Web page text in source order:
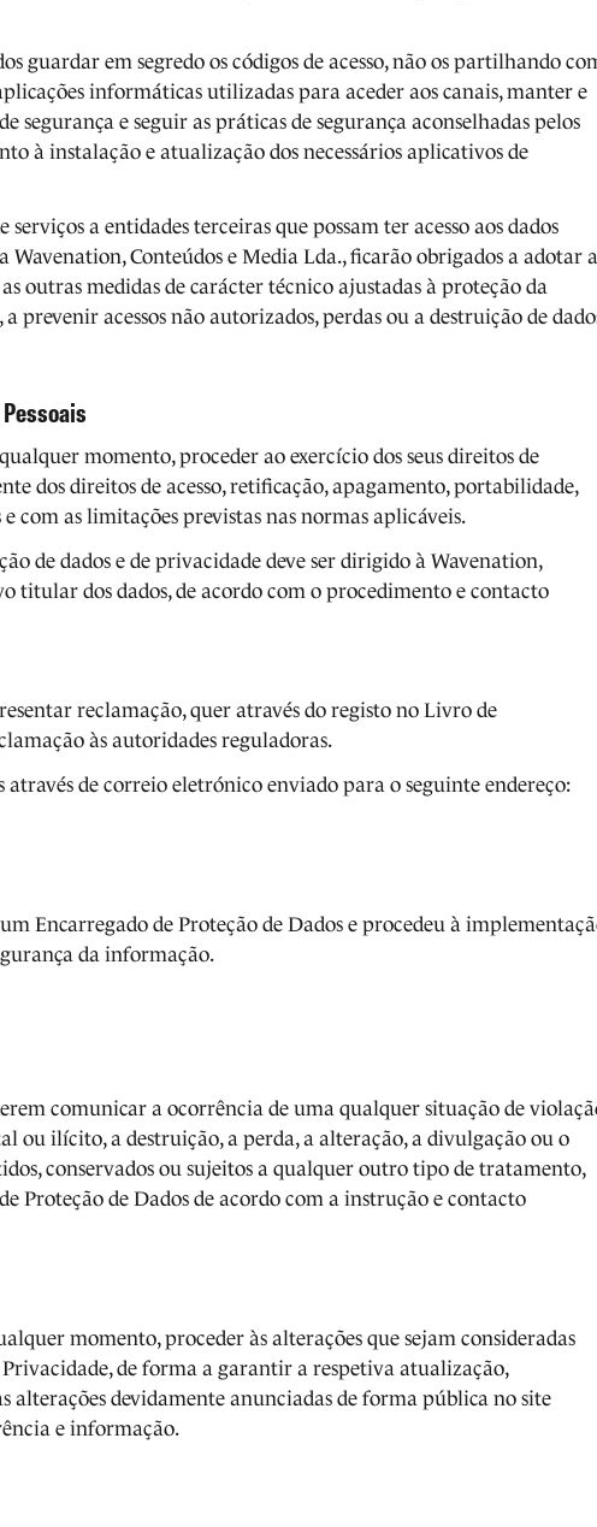
guardar em segredo os códigos de acesso, não os partilhando
informáticas utilizadas para aceder aos canais, manter e
segurança e seguir as práticas de segurança aconselhadas pelos
à instalação e atualização dos necessários aplicativos de
a entidades terceiras que possam ter acesso aos dados
Wavenation, Conteúdos e Media Lda., ficarão obrigados a adotar
outras medidas de carácter técnico ajustadas à proteção da
prevenir acessos não autorizados, perdas ou a destruição de
momento, proceder ao exercício dos seus direitos de
dos direitos de acesso, retificação, apagamento, portabilidade,
com as limitações previstas nas normas aplicáveis.
de dados e de privacidade deve ser dirigido à Wavenation,
titular dos dados, de acordo com o procedimento e contacto
reclamação, quer através do registo no Livro de
às autoridades reguladoras.
através de correio eletrónico enviado para o seguinte endereço:
Encarregado de Proteção de Dados e procedeu à
da informação.
comunicar a ocorrência de uma qualquer situação de
ou ilícito, a destruição, a perda, a alteração, a divulgação ou o
conservados ou sujeitos a qualquer outro tipo de tratamento,
Proteção de Dados de acordo com a instrução e contacto
momento, proceder às alterações que sejam consideradas
Privacidade, de forma a garantir a respetiva atualização,
alterações devidamente anunciadas de forma pública no site
e informação.